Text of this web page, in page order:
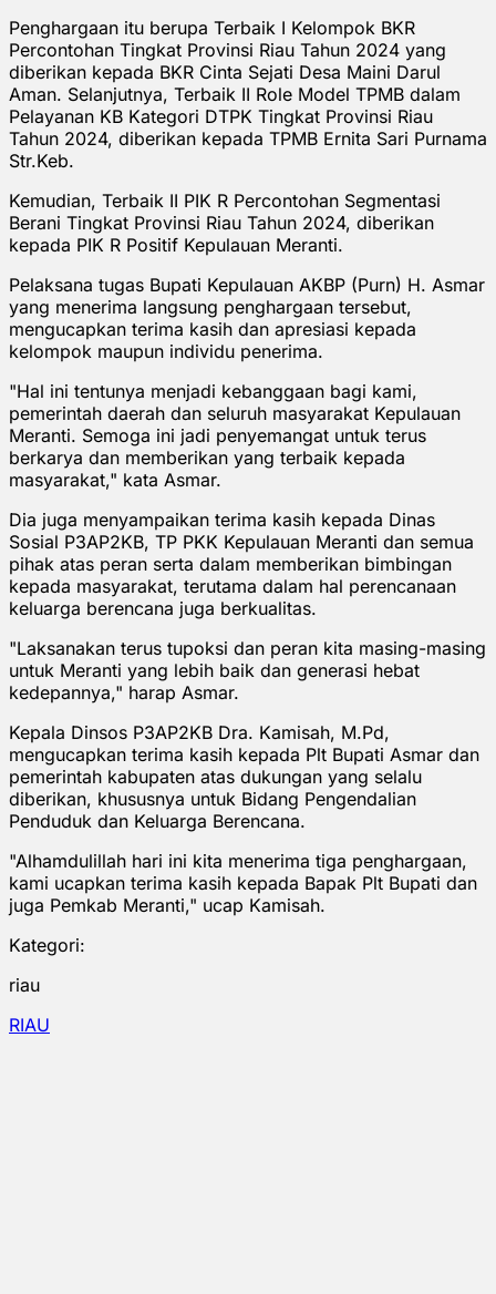
Penghargaan itu berupa Terbaik I Kelompok BKR
Percontohan Tingkat Provinsi Riau Tahun 2024 yang
diberikan kepada BKR Cinta Sejati Desa Maini Darul
Aman. Selanjutnya, Terbaik II Role Model TPMB dalam
Pelayanan KB Kategori DTPK Tingkat Provinsi Riau
Tahun 2024, diberikan kepada TPMB Ernita Sari Purnama
Str.Keb.
Kemudian, Terbaik II PIK R Percontohan Segmentasi
Berani Tingkat Provinsi Riau Tahun 2024, diberikan
kepada PIK R Positif Kepulauan Meranti.
Pelaksana tugas Bupati Kepulauan AKBP (Purn) H. Asmar
yang menerima langsung penghargaan tersebut,
mengucapkan terima kasih dan apresiasi kepada
kelompok maupun individu penerima.
"Hal ini tentunya menjadi kebanggaan bagi kami,
pemerintah daerah dan seluruh masyarakat Kepulauan
Meranti. Semoga ini jadi penyemangat untuk terus
berkarya dan memberikan yang terbaik kepada
masyarakat," kata Asmar.
Dia juga menyampaikan terima kasih kepada Dinas
Sosial P3AP2KB, TP PKK Kepulauan Meranti dan semua
pihak atas peran serta dalam memberikan bimbingan
kepada masyarakat, terutama dalam hal perencanaan
keluarga berencana juga berkualitas.
"Laksanakan terus tupoksi dan peran kita masing-masing
untuk Meranti yang lebih baik dan generasi hebat
kedepannya," harap Asmar.
Kepala Dinsos P3AP2KB Dra. Kamisah, M.Pd,
mengucapkan terima kasih kepada Plt Bupati Asmar dan
pemerintah kabupaten atas dukungan yang selalu
diberikan, khususnya untuk Bidang Pengendalian
Penduduk dan Keluarga Berencana.
"Alhamdulillah hari ini kita menerima tiga penghargaan,
kami ucapkan terima kasih kepada Bapak Plt Bupati dan
juga Pemkab Meranti," ucap Kamisah.
Kategori:
riau
RIAU